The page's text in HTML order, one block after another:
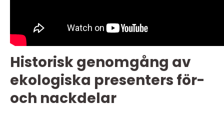
Historisk genomgång av
ekologiska presenters för-
och nackdelar